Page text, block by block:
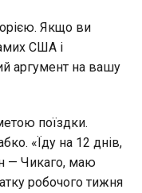
Якщо ви
США і
аргумент на вашу
поїздки.
«Їду на 12 днів,
— Чикаго, маю
робочого тижня